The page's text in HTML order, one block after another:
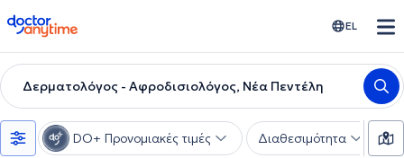
doctoranytime EL
Δερματολόγος - Αφροδισιολόγος, Νέα Πεντέλη
DO+ Προνομιακές τιμές Διαθεσιμότητα